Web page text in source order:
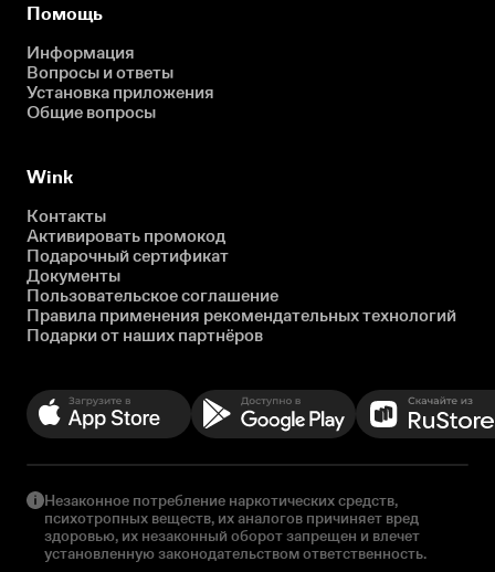
Помощь
Информация
Вопросы и ответы
Установка приложения
Общие вопросы
Wink
Контакты
Активировать промокод
Подарочный сертификат
Документы
Пользовательское соглашение
Правила применения рекомендательных технологий
Подарки от наших партнёров
Незаконное потребление наркотических средств,
психотропных веществ, их аналогов причиняет вред
здоровью, их незаконный оборот запрещен и влечет
установленную законодательством ответственность.